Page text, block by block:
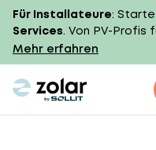
Für Installateure:
Services. Von PV-Profis
Mehr erfahren
zolar logo